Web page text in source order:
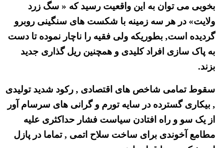
بخوبی می توان به این واقعیت رسید که « سگ زرد
ولایت» در هر سه زمینه با شکست های سنگینی روبرو
گردیده است, بطوریکه ولی فقیه را ناچار نموده تا دست
به پاک سازی افراد کلیدی و همچنین ریل گذاری جدید
بزند.
سقوط تمامی شاخص های اقتصادی , رکود شدید تولیدی
, بیکاری گسترده در سایه تورم و گرانی های سرسام آور
از یک سو و راه افتادن سیاست فشار حداکثری علیه
مطامع آخوندی برای ساخت سلاح اتمی , تماما در پازل